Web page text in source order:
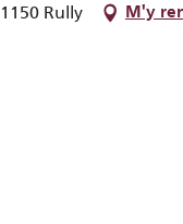
Rully M'y